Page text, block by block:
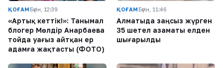
ҚОҒАМ Бүгін, 12:39
«Артық кеттік!»: Танымал
блогер Мөлдір Анарбаева
тойда уағыз айтқан ер
адамға жақтасты (ФОТО)
ҚОҒАМ Бүгін, 11:46
Алматыда заңсыз жүрген
35 шетел азаматы елден
шығарылды